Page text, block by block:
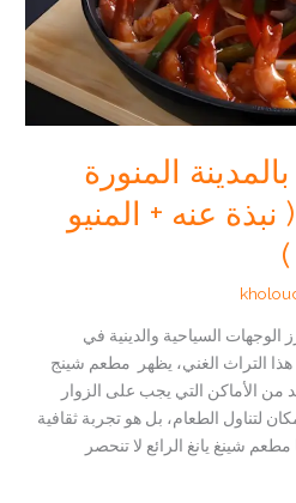
المنورة
عنه + المنيو
الوجهات السياحية والدينية في
التراث الغني، يظهر مطعم شينج
من الأماكن التي يجب على الزوار
لتناول الطعام، بل هو تجربة ثقافية
شينغ يانغ الرائع لا تنحصر